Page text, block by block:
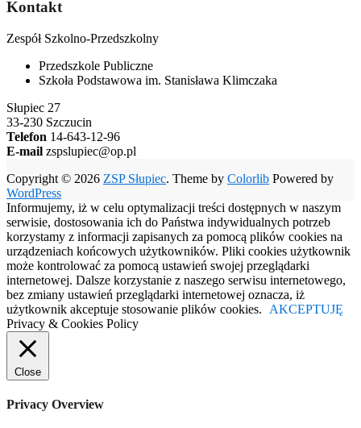
Kontakt
Zespół Szkolno-Przedszkolny
Przedszkole Publiczne
Szkoła Podstawowa im. Stanisława Klimczaka
Słupiec 27
33-230 Szczucin
Telefon 14-643-12-96
E-mail zspslupiec@op.pl
Copyright © 2026 ZSP Słupiec. Theme by Colorlib Powered by
WordPress
Informujemy, iż w celu optymalizacji treści dostępnych w naszym
serwisie, dostosowania ich do Państwa indywidualnych potrzeb
korzystamy z informacji zapisanych za pomocą plików cookies na
urządzeniach końcowych użytkowników. Pliki cookies użytkownik
może kontrolować za pomocą ustawień swojej przeglądarki
internetowej. Dalsze korzystanie z naszego serwisu internetowego,
bez zmiany ustawień przeglądarki internetowej oznacza, iż
użytkownik akceptuje stosowanie plików cookies.
AKCEPTUJĘ
Privacy & Cookies Policy
Close
Privacy Overview